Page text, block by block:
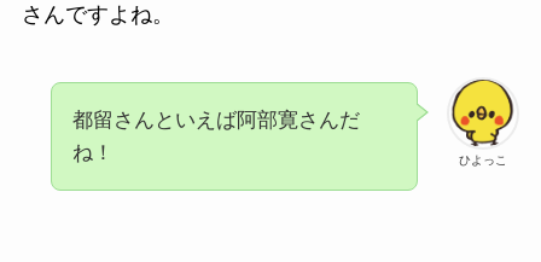
さんですよね。
ひよっこ
都留さんといえば阿部寛さんだ
ね！